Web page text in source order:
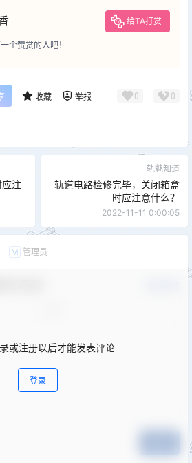
给TA打赏
个赞赏的人吧！
收藏 举报 0 0
注
轨魅知道
轨道电路检修完毕，关闭箱盒
时应注意什么？
2022-11-11 0:00:05
M 管理员
或注册以后才能发表评论
登录